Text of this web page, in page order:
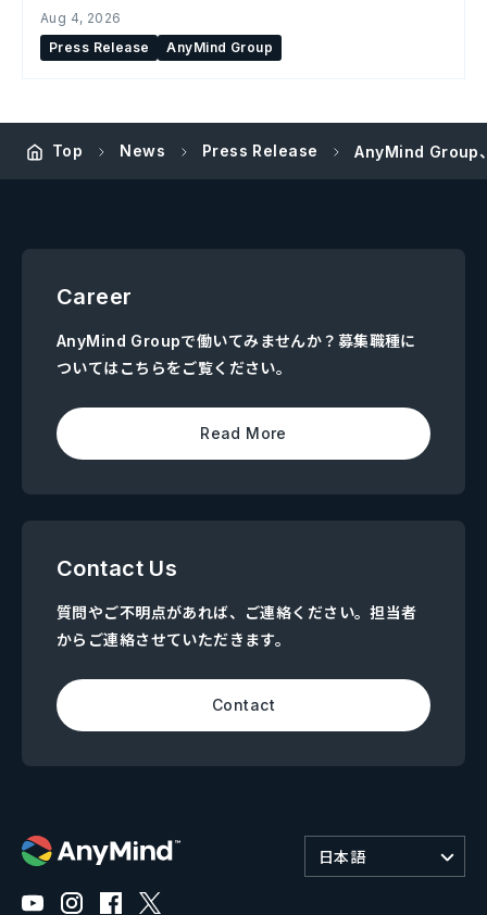
Aug 4, 2026
Press Release
AnyMind Group
Top News Press Release AnyMind Group
Career
AnyMind Groupで働いてみませんか？募集職種に
ついてはこちらをご覧ください。
Read More
Contact Us
質問やご不明点があれば、ご連絡ください。担当者
からご連絡させていただきます。
Contact
日本語